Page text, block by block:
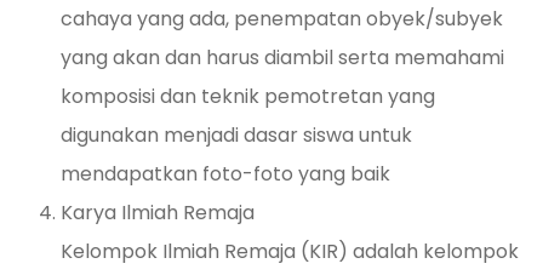
cahaya yang ada, penempatan obyek/subyek
yang akan dan harus diambil serta memahami
komposisi dan teknik pemotretan yang
digunakan menjadi dasar siswa untuk
mendapatkan foto-foto yang baik
Karya Ilmiah Remaja
Kelompok Ilmiah Remaja (KIR) adalah kelompok